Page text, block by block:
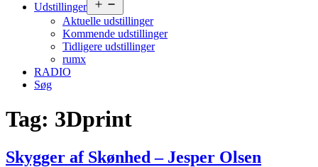
Udstillinger
menu
Aktuelle udstillinger
Kommende udstillinger
Tidligere udstillinger
rumx
RADIO
Søg
Tag: 3Dprint
Skygger af Skønhed – Jesper Olsen